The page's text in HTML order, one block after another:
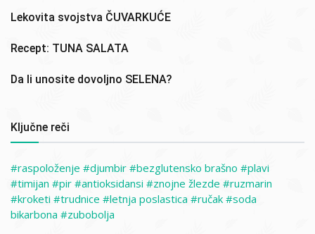
Lekovita svojstva ČUVARKUĆE
Recept: TUNA SALATA
Da li unosite dovoljno SELENA?
Ključne reči
raspoloženje djumbir bezglutensko brašno
plavi
timijan
pir antioksidansi znojne žlezde
ruzmarin
kroketi
trudnice letnja poslastica ručak
soda
bikarbona
zubobolja